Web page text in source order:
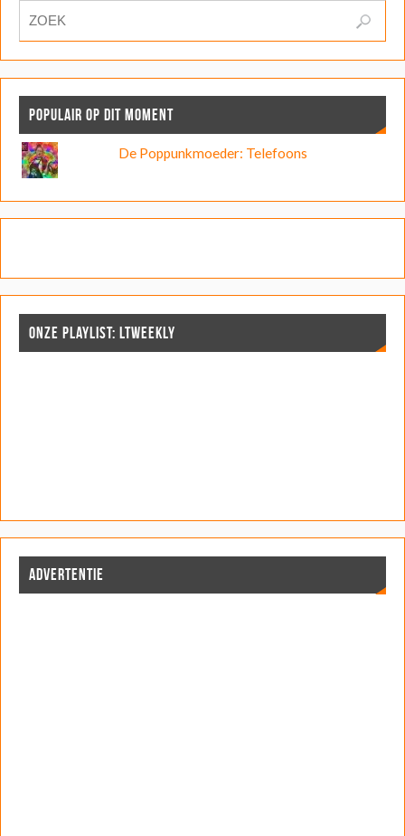
POPULAIR OP DIT MOMENT
De Poppunkmoeder: Telefoons
ONZE PLAYLIST: LTWEEKLY
ADVERTENTIE